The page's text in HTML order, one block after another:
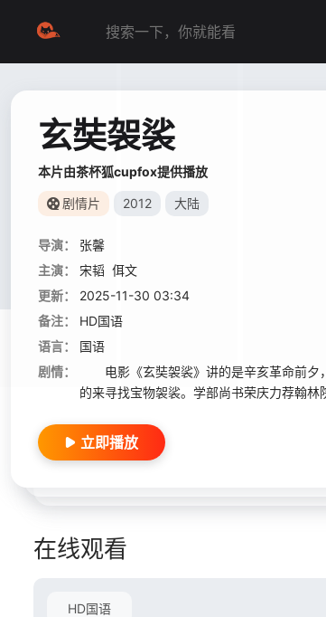
玄奘袈裟
本片由茶杯狐cupfox提供播放
剧情片 2012 大陆
导演：
张馨
主演：
宋韬 佴文
更新：
2025-11-30 03:34
备注：
HD国语
语言：
国语
剧情：
电影《玄奘袈裟》讲的是辛亥革命前夕，
的来寻找宝物袈裟。学部尚书荣庆力荐翰
立即播放
在线观看
HD国语